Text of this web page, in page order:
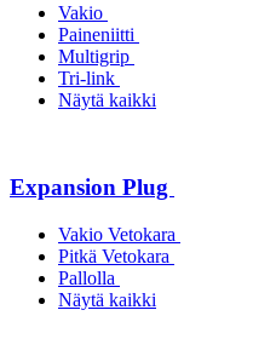
Vakio
Paineniitti
Multigrip
Tri-link
Näytä kaikki
Expansion Plug
Vakio Vetokara
Pitkä Vetokara
Pallolla
Näytä kaikki